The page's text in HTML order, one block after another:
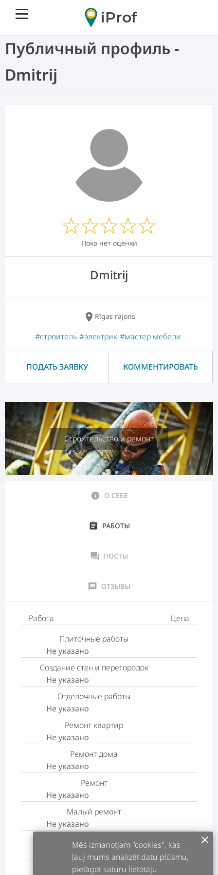
iProf
Публичный профиль -
Dmitrij
Пока нет оценки
Dmitrij
location_on Rīgas rajons
#строитель #электрик #мастер мебели
ПОДАТЬ ЗАЯВКУ КОММЕНТИРОВАТЬ
Строительство и ремонт
info О СЕБЕ
assignment РАБОТЫ
forum ПОСТЫ
message ОТЗЫВЫ
Работа
Цена
Плиточные работы
Не указано
Создание стен и перегородок
Не указано
Отделочные работы
Не указано
Ремонт квартир
Не указано
Ремонт дома
Не указано
Ремонт
Не указано
Малый ремонт
Не указано
Розетка в сборе
Не указано
Ремонт электромонтажных работ
Mēs izmanotjam "cookies", kas
ļauj mums analizēt datu plūsmu,
pielāgot saturu lietotāju
clear